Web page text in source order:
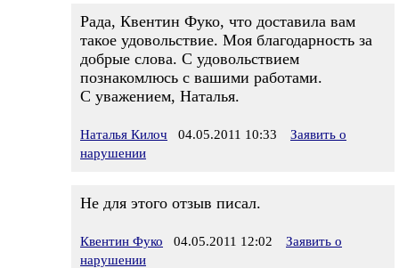
Рада, Квентин Фуко, что доставила вам
такое удовольствие. Моя благодарность за
добрые слова. С удовольствием
познакомлюсь с вашими работами.
С уважением, Наталья.
Наталья Килоч 04.05.2011 10:33
Заявить о
нарушении
Не для этого отзыв писал.
Квентин Фуко 04.05.2011 12:02
Заявить о
нарушении